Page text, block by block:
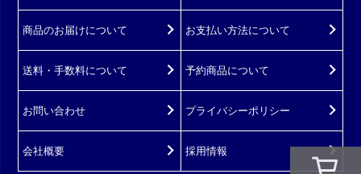
商品のお届けについて お支払い方法について
送料・手数料について 予約商品について
お問い合わせ プライバシーポリシー
会社概要 採用情報